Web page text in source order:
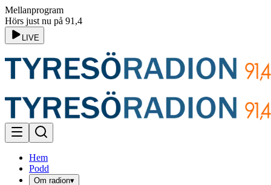
Mellanprogram
Hörs just nu på 91,4
LIVE
Hem
Podd
Om radion▾